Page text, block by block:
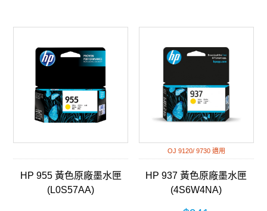
HP 955 黃色原廠墨水匣
(L0S57AA)
OJ 9120/ 9730 適用
HP 937 黃色原廠墨水匣
(4S6W4NA)